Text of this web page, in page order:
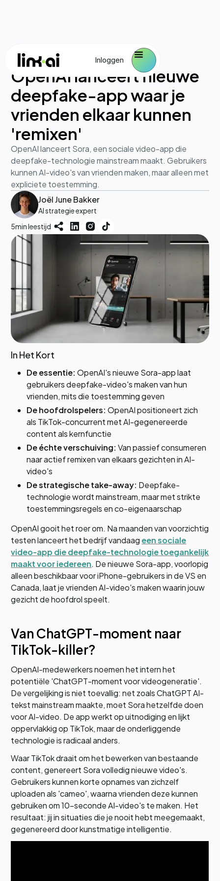
Inloggen
AI in de praktijk October 1, 2025
OpenAI lanceert nieuwe
deepfake-app waar je
vrienden elkaar kunnen
'remixen'
OpenAI lanceert Sora, een sociale video-app die
deepfake-technologie mainstream maakt. Gebruikers
kunnen AI-video's van vrienden maken, maar alleen met
expliciete toestemming.
Joël June Bakker
AI strategie expert
5min leestijd
In Het Kort
De essentie: OpenAI's nieuwe Sora-app laat
gebruikers deepfake-video's maken van hun
vrienden, mits die toestemming geven
De hoofdrolspelers: OpenAI positioneert zich
als TikTok-concurrent met AI-gegenereerde
content als kernfunctie
De échte verschuiving: Van passief consumeren
naar actief remixen van elkaars gezichten in AI-
video's
De strategische take-away: Deepfake-
technologie wordt mainstream, maar met strikte
toestemmingsregels en co-eigenaarschap
OpenAI gooit het roer om. Na maanden van voorzichtig
testen lanceert het bedrijf vandaag een sociale
video-app die deepfake-technologie toegankelijk
maakt voor iedereen. De nieuwe Sora-app, voorlopig
alleen beschikbaar voor iPhone-gebruikers in de VS en
Canada, laat je vrienden AI-video's maken waarin jouw
gezicht de hoofdrol speelt.
Van ChatGPT-moment naar
TikTok-killer?
OpenAI-medewerkers noemen het intern het
potentiële 'ChatGPT-moment voor videogeneratie'.
De vergelijking is niet toevallig: net zoals ChatGPT AI-
tekst mainstream maakte, moet Sora hetzelfde doen
voor AI-video. De app werkt op uitnodiging en lijkt
oppervlakkig op TikTok, maar de onderliggende
technologie is radicaal anders.
Waar TikTok draait om het bewerken van bestaande
content, genereert Sora volledig nieuwe video's.
Gebruikers kunnen korte opnames van zichzelf
uploaden als 'cameo', waarna vrienden deze kunnen
gebruiken om 10-seconde AI-video's te maken. Het
resultaat: jij in situaties die je nooit hebt meegemaakt,
gegenereerd door kunstmatige intelligentie.